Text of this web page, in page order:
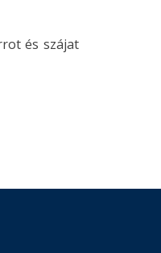
és szájat